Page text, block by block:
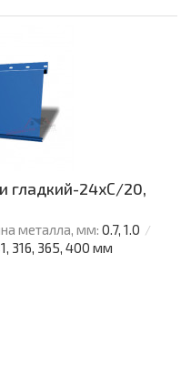
гладкий-24хС/20,
металла, мм: 0.7, 1.0
316, 365, 400 мм